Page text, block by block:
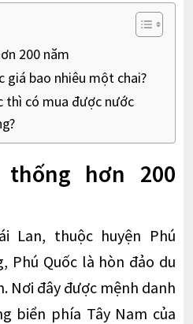
200 năm
giá bao nhiêu một chai?
thì có mua được nước
hơn 200
Lan, thuộc huyện Phú
Phú Quốc là hòn đảo du
Nơi đây được mệnh danh
biển phía Tây Nam của